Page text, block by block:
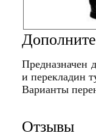
Предназначен
и перекладин
Варианты
Отзывы